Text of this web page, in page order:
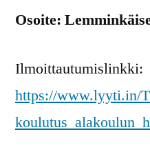
Osoite:
Ilmoittautumislinkki:
https://www.lyyti.in/